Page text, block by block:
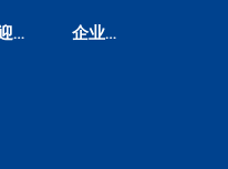
欢迎垂询 企业邮箱